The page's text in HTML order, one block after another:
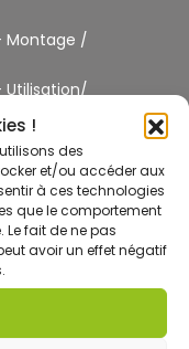
!
des
et/ou accéder aux
à ces technologies
que le comportement
Le fait de ne pas
avoir un effet négatif
Montage /
Utilisation/
Harnais
site équipé
site non équipé